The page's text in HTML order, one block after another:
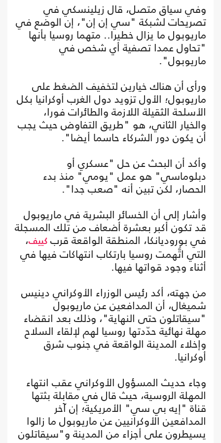
وفي سياق متصل، قال زيلينسكي في
تصريحات لشبكة "سي إن إن"، إن الوضع في
ماريوبول ما يزال خطيرا.. متهما روسيا بأنها
"تحاول عمدا تصفية أي شخص في
ماريوبول".
ورأى أن هناك خيارين لتخفيف الضغط على
ماريوبول؛ الأول تزويد دول الغرب أوكرانيا بكل
الأسلحة الثقيلة اللازمة والطائرات فورا،
والخيار الثاني، هو "طريق التفاوض حيث يجب
أن يكون دور الشركاء حاسما أيضا".
وأكد أن البحث عن حل "عسكري أو
دبلوماسي" هو عمل "يومي" منذ بدء
الحصار، لكن تبين أنه "صعب جدا".
وأشار إلى أن الخسائر البشرية في ماريوبول
قد تكون أكبر بعشرة أضعاف من تلك المسجلة
في بوروديانكا، المنطقة الواقعة قرب كييف،
التي اتُّهمت روسيا بارتكاب انتهاكات فيها في
أثناء وجود قواتها فيها.
من جهته، أكد رئيس الوزراء الأوكراني دينيس
شميغال، أن المدافعين عن ماريوبول
"سيقاتلون حتى النهاية"، وذلك بعد انقضاء
مهلة نهائية حدّدتها روسيا لهم لإلقاء السلاح
وإخلاء المدينة الواقعة في جنوب شرق
أوكرانيا.
وجاء حديث المسؤول الأوكراني عقب انتهاء
المهلة الروسية، حيث قال في مقابلة بثتها
قناة "إيه بي سي" الأمريكية؛ إن آخر
المدافعين الأوكرانيين عن ماريوبول ما زالوا
يسيطرون على أجزاء من المدينة و"سيقاتلون